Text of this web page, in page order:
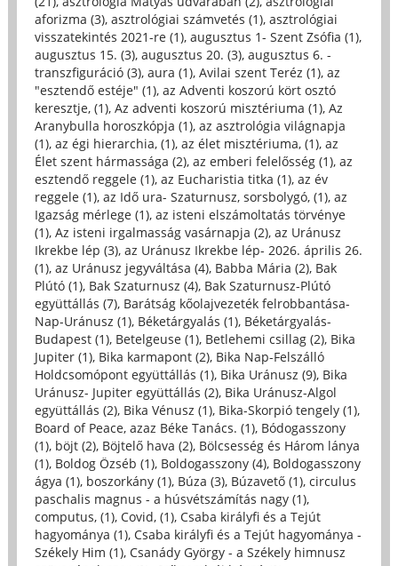
aforizma (3), asztrológiai számvetés (1), asztrológiai
visszatekintés 2021-re (1), augusztus 1- Szent Zsófia (1),
augusztus 15. (3), augusztus 20. (3), augusztus 6. -
transzfiguráció (3), aura (1), Avilai szent Teréz (1), az
"esztendő estéje" (1), az Adventi koszorú kört osztó
keresztje, (1), Az adventi koszorú misztériuma (1), Az
Aranybulla horoszkópja (1), az asztrológia világnapja
(1), az égi hierarchia, (1), az élet misztériuma, (1), az
Élet szent hármassága (2), az emberi felelősség (1), az
esztendő reggele (1), az Eucharistia titka (1), az év
reggele (1), az Idő ura- Szaturnusz, sorsbolygó, (1), az
Igazság mérlege (1), az isteni elszámoltatás törvénye
(1), Az isteni irgalmasság vasárnapja (2), az Uránusz
Ikrekbe lép (3), az Uránusz Ikrekbe lép- 2026. április 26.
(1), az Uránusz jegyváltása (4), Babba Mária (2), Bak
Plútó (1), Bak Szaturnusz (4), Bak Szaturnusz-Plútó
együttállás (7), Barátság kőolajvezeték felrobbantása-
Nap-Uránusz (1), Béketárgyalás (1), Béketárgyalás-
Budapest (1), Betelgeuse (1), Betlehemi csillag (2), Bika
Jupiter (1), Bika karmapont (2), Bika Nap-Felszálló
Holdcsomópont együttállás (1), Bika Uránusz (9), Bika
Uránusz- Jupiter együttállás (2), Bika Uránusz-Algol
együttállás (2), Bika Vénusz (1), Bika-Skorpió tengely (1),
Board of Peace, azaz Béke Tanács. (1), Bódogasszony
(1), böjt (2), Böjtelő hava (2), Bölcsesség és Három lánya
(1), Boldog Özséb (1), Boldogasszony (4), Boldogasszony
ágya (1), boszorkány (1), Búza (3), Búzavető (1), circulus
paschalis magnus - a húsvétszámítás nagy (1),
computus, (1), Covid, (1), Csaba királyfi és a Tejút
hagyománya (1), Csaba királyfi és a Tejút hagyománya -
Székely Him (1), Csanády György - a Székely himnusz